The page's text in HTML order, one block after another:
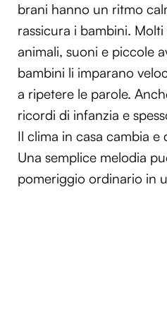
brani hanno un ritmo
rassicura i bambini.
animali, suoni e piccole
bambini li imparano
a ripetere le parole.
ricordi di infanzia e
Il clima in casa cambia e
Una semplice melodia
pomeriggio ordinario in